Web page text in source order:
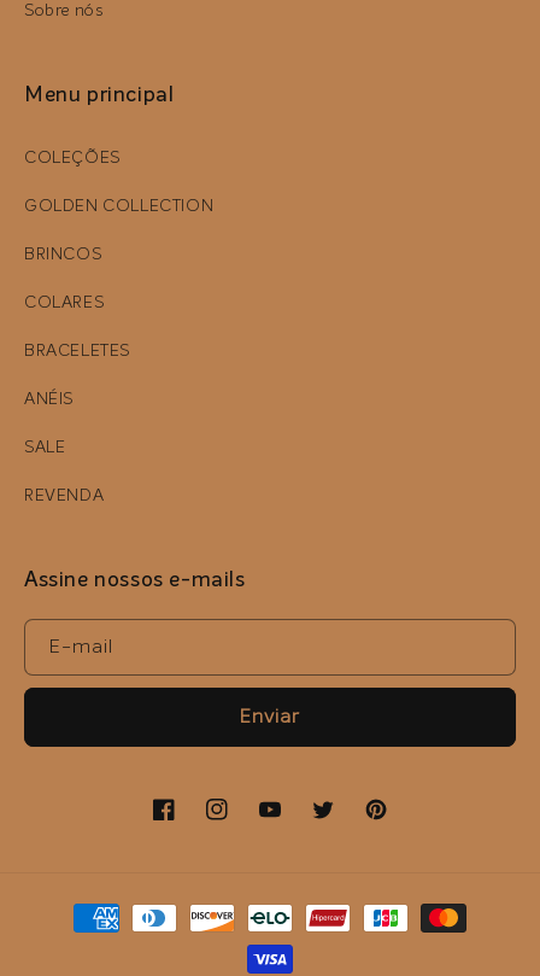
Sobre nós
Menu principal
COLEÇÕES
GOLDEN COLLECTION
BRINCOS
COLARES
BRACELETES
ANÉIS
SALE
REVENDA
Assine nossos e-mails
E-mail
Enviar
FacebookInstagramYouTubeTwitter Pinterest
Formas